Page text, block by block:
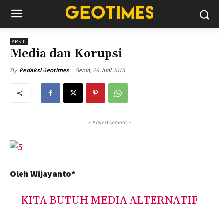
ARSIP
Media dan Korupsi
By Redaksi Geotimes Senin, 29 Juni 2015
- Advertisement -
Oleh Wijayanto*
KITA BUTUH MEDIA ALTERNATIF